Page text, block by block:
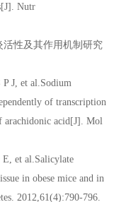
Nutr
性及其作用机制研究
J, et al.Sodium
of transcription
arachidonic acid[J]. Mol
et al.Salicylate
in obese mice and in
2012,61(4):790-796.